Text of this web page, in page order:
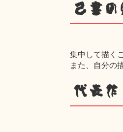
己書
集中して描く
また、自分の
代表作